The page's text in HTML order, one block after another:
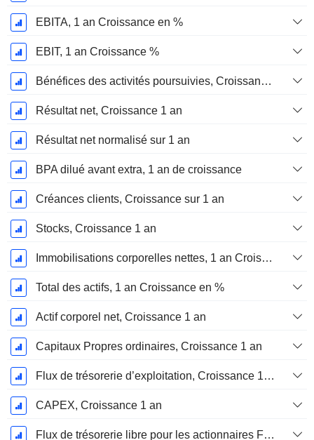
EBITA, 1 an Croissance en %
EBIT, 1 an Croissance %
Bénéfices des activités poursuivies, Croissance 1 an
Résultat net, Croissance 1 an
Résultat net normalisé sur 1 an
BPA dilué avant extra, 1 an de croissance
Créances clients, Croissance sur 1 an
Stocks, Croissance 1 an
Immobilisations corporelles nettes, 1 an Croissance
Total des actifs, 1 an Croissance en %
Actif corporel net, Croissance 1 an
Capitaux Propres ordinaires, Croissance 1 an
Flux de trésorerie d’exploitation, Croissance 1 an
CAPEX, Croissance 1 an
Flux de trésorerie libre pour les actionnaires FCFE, Croissance 1 an